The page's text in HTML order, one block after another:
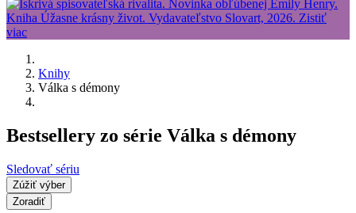
Knihy
Válka s démony
Bestsellery zo série Válka s démony
Sledovať sériu
Zúžiť výber
Zoradiť